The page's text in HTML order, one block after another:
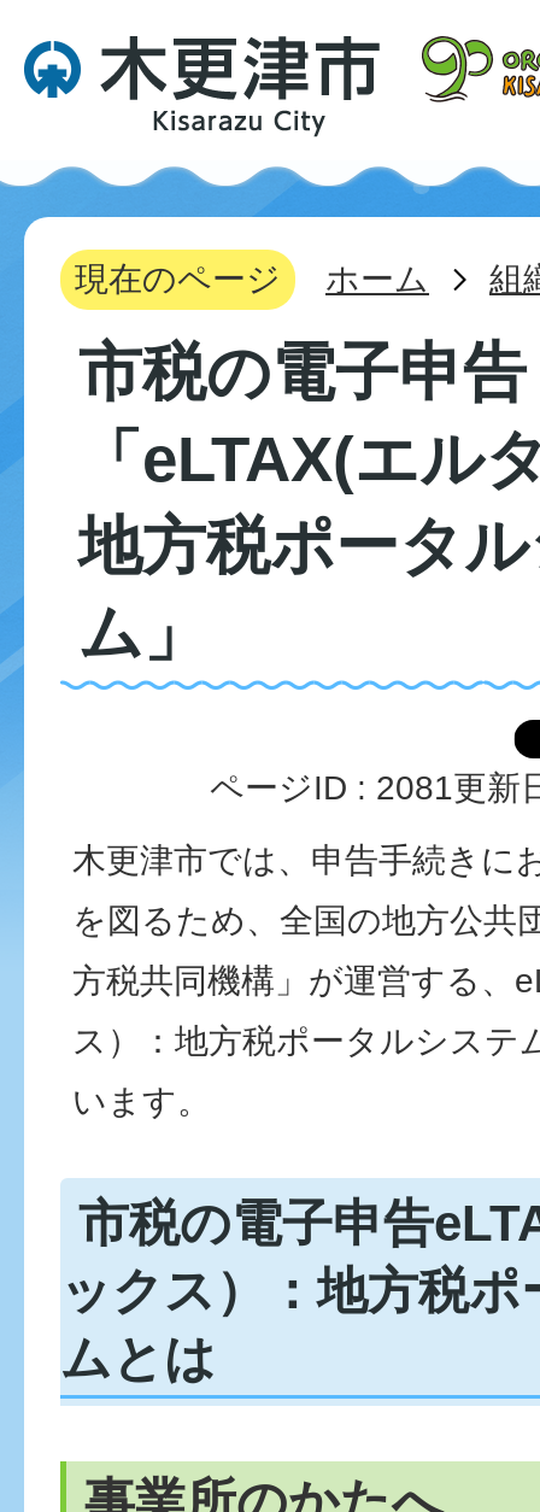
現在のページ ホーム 組
市税の電子申告
「eLTAX(エル
地方税ポータ
ム」
ページID : 2081更新
木更津市では、申告手続きに
を図るため、全国の地方公共
方税共同機構」が運営する、
ス）：地方税ポータルシステ
います。
市税の電子申告
ックス）：地方税
ムとは